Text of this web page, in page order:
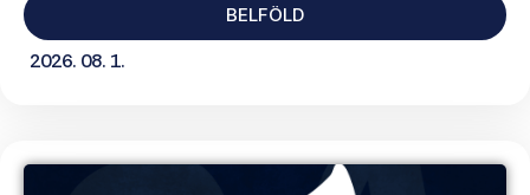
BELFÖLD
2026. 08. 1.